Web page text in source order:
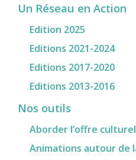
Un Réseau en Action
Edition 2025
Editions 2021-2024
Editions 2017-2020
Editions 2013-2016
Nos outils
Aborder l’offre
Animations autour de